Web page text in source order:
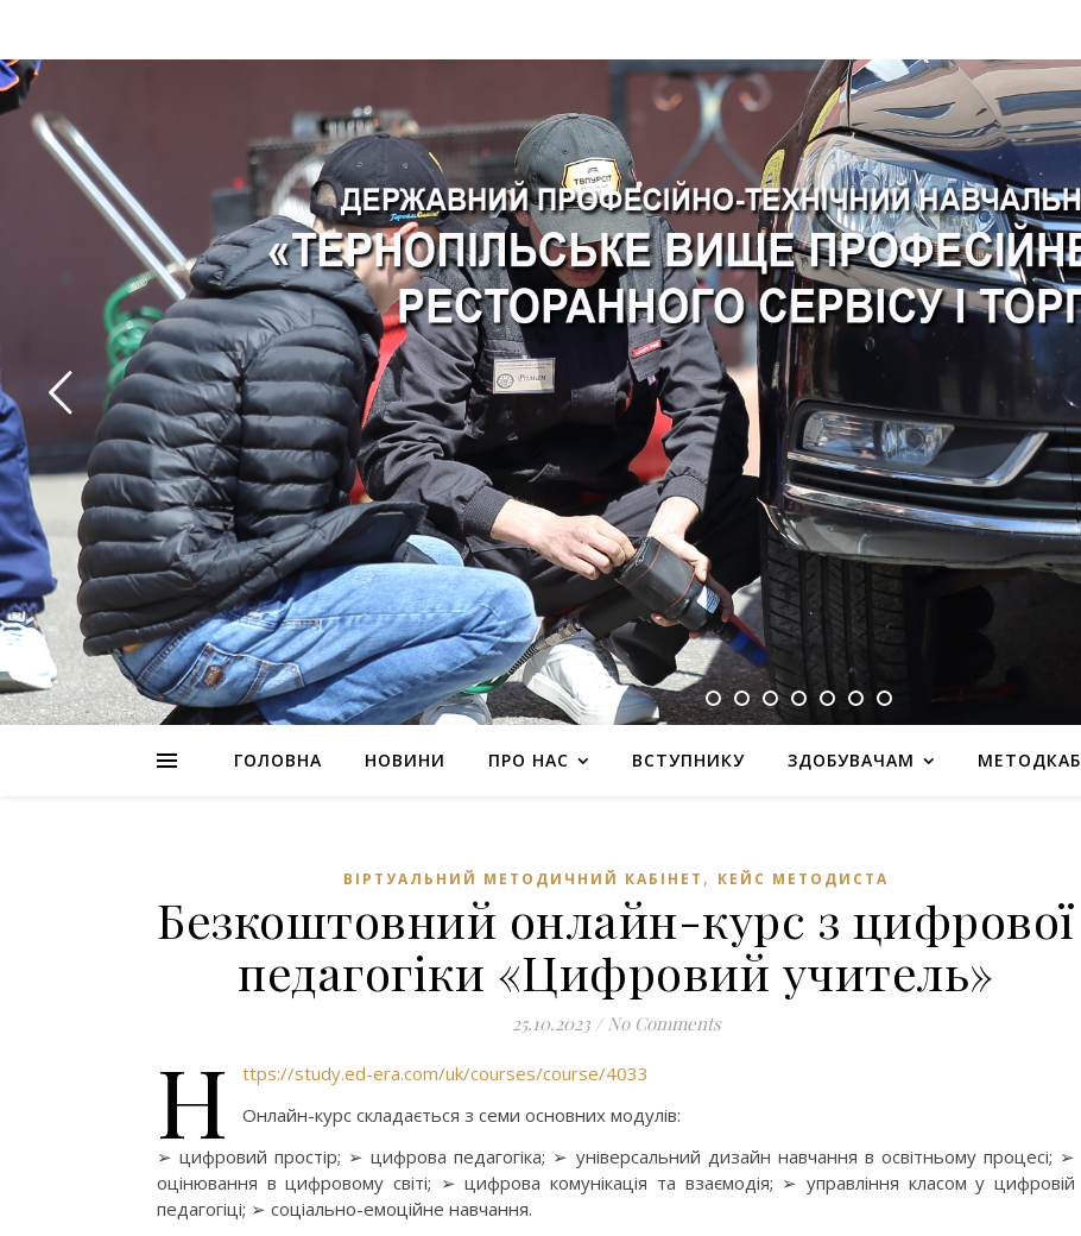
ГОЛОВНА НОВИНИ ПРО НАС ВСТУПНИКУ ЗДОБУВАЧАМ МЕТОДКАБ
ВІРТУАЛЬНИЙ МЕТОДИЧНИЙ КАБІНЕТ , КЕЙС МЕТОДИСТА
Безкоштовний онлайн-курс з цифрової
педагогіки «Цифровий учитель»
25.10.2023 / No Comments
h
ttps://study.ed-era.com/uk/courses/course/4033
Онлайн-курс складається з семи основних модулів:
➢ цифровий простір; ➢ цифрова педагогіка; ➢ універсальний дизайн навчання в освітньому процесі; ➢
оцінювання в цифровому світі; ➢ цифрова комунікація та взаємодія; ➢ управління класом у цифровій
педагогіці; ➢ соціально-емоційне навчання.